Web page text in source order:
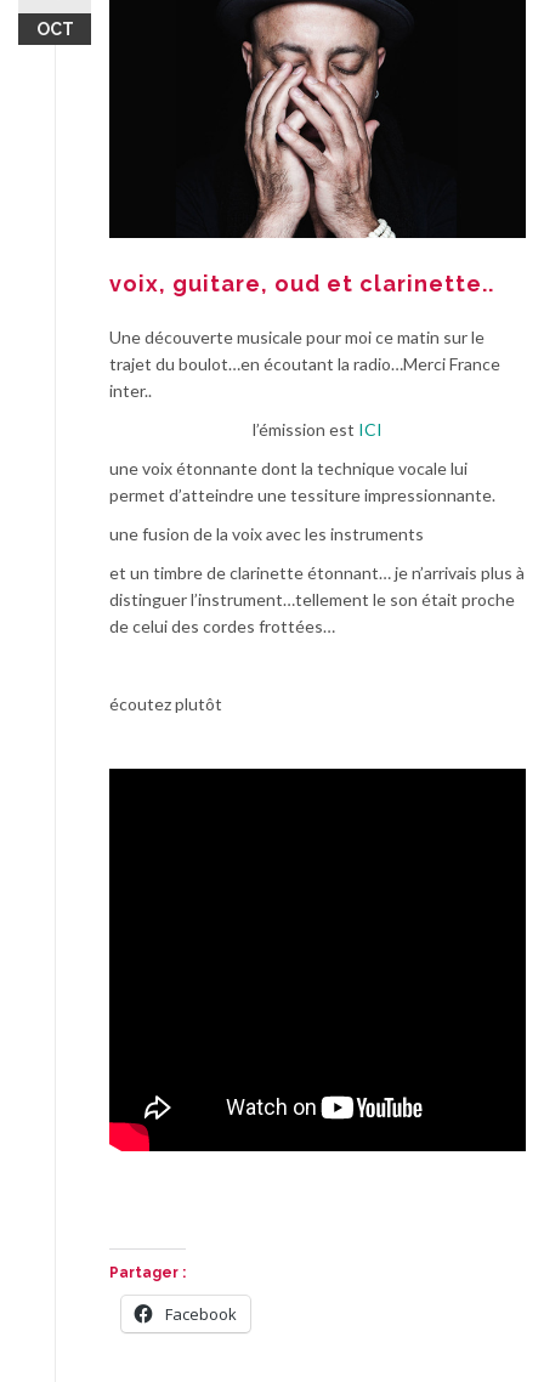
OCT
voix, guitare, oud et clarinette..
Une découverte musicale pour moi ce matin sur le
trajet du boulot…en écoutant la radio…Merci France
inter..
l’émission est ICI
une voix étonnante dont la technique vocale lui
permet d’atteindre une tessiture impressionnante.
une fusion de la voix avec les instruments
et un timbre de clarinette étonnant… je n’arrivais plus à
distinguer l’instrument…tellement le son était proche
de celui des cordes frottées…
écoutez plutôt
Partager :
Facebook